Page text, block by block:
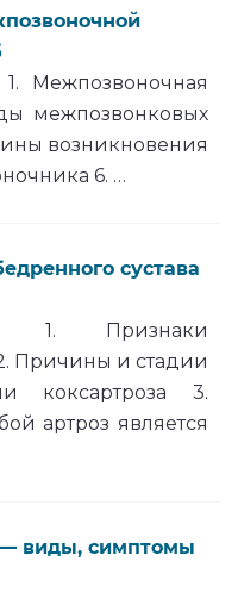
Межпозвоночная
межпозвонковых
возникновения
6. …
сустава
1. Признаки
Причины и стадии
коксартроза 3.
артроз является
виды, симптомы